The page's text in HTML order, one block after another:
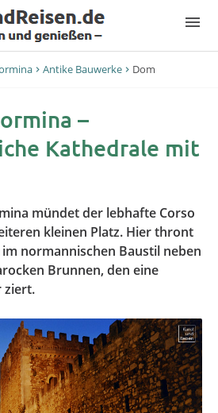
menu
Antike Bauwerke Dom
–
Kathedrale mit
mündet der lebhafte Corso
kleinen Platz. Hier thront
normannischen Baustil neben
Brunnen, den eine
ziert.